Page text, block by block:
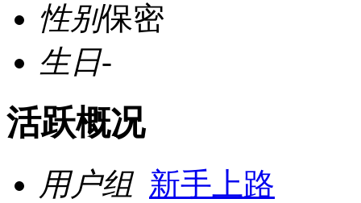
性别保密
生日-
活跃概况
用户组 新手上路